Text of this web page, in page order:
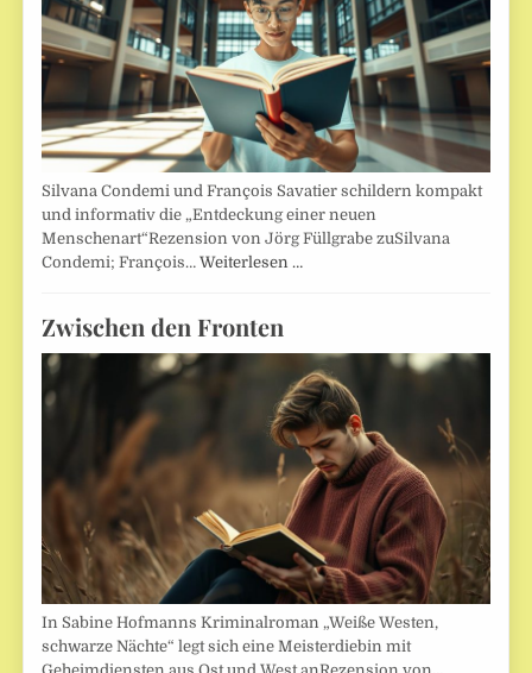
Silvana Condemi und François Savatier schildern kompakt
und informativ die „Entdeckung einer neuen
Menschenart“Rezension von Jörg Füllgrabe zuSilvana
Condemi; François…Weiterlesen …
Zwischen den Fronten
In Sabine Hofmanns Kriminalroman „Weiße Westen,
schwarze Nächte“ legt sich eine Meisterdiebin mit